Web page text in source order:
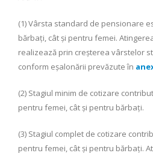
(1) Vârsta standard de pensionare
bărbaţi, cât şi pentru femei.
realizează prin creşterea vârstelor
conform eşalonării prevăzute în
(2) Stagiul minim de cotizare
pentru femei, cât şi pentru bărbaţi.
(3) Stagiul complet de cotizare
pentru femei, cât şi pentru bărbaţi.